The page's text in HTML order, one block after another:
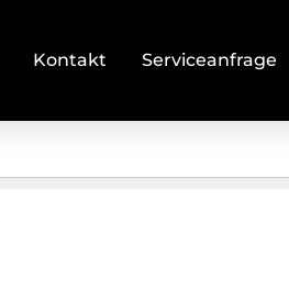
Kontakt Serviceanfrage